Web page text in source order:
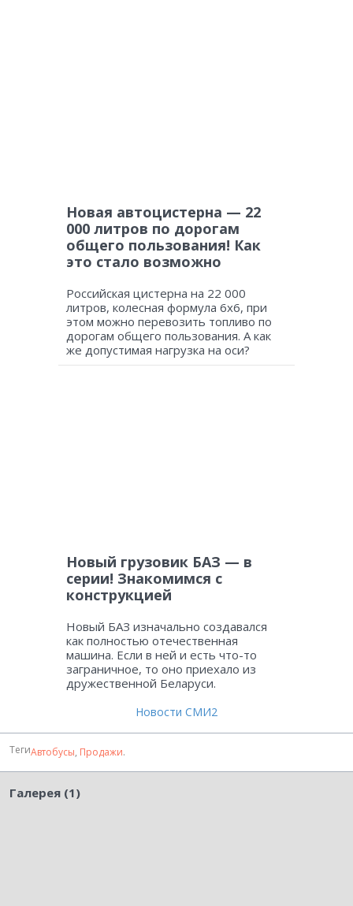
Новая автоцистерна — 22
000 литров по дорогам
общего пользования! Как
это стало возможно
Российская цистерна на 22 000
литров, колесная формула 6х6, при
этом можно перевозить топливо по
дорогам общего пользования. А как
же допустимая нагрузка на оси?
Новый грузовик БАЗ — в
серии! Знакомимся с
конструкцией
Новый БАЗ изначально создавался
как полностью отечественная
машина. Если в ней и есть что-то
заграничное, то оно приехало из
дружественной Беларуси.
Новости СМИ2
ТегиАвтобусы, Продажи.
Галерея (1)